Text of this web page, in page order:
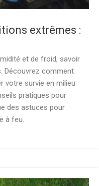
extrêmes :
et de froid, savoir
Découvrez comment
votre survie en milieu
pratiques pour
des astuces pour
à feu.